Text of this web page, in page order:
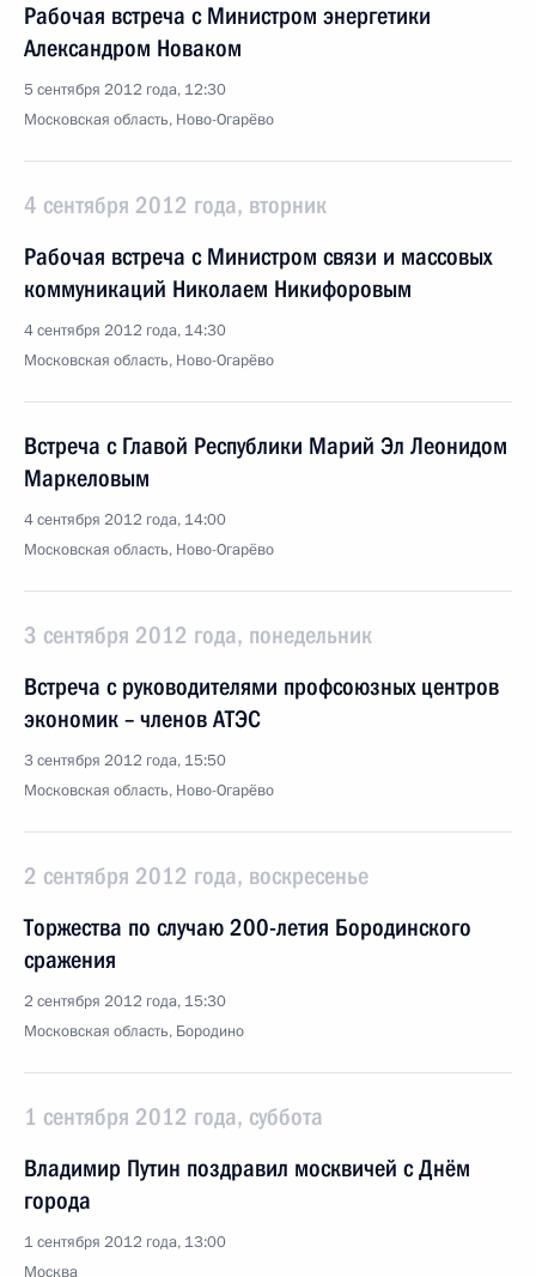
Рабочая встреча с Министром энергетики
Александром Новаком
5 сентября 2012 года, 12:30
Московская область, Ново-Огарёво
4 сентября 2012 года, вторник
Рабочая встреча с Министром связи и массовых
коммуникаций Николаем Никифоровым
4 сентября 2012 года, 14:30
Московская область, Ново-Огарёво
Встреча с Главой Республики Марий Эл Леонидом
Маркеловым
4 сентября 2012 года, 14:00
Московская область, Ново-Огарёво
3 сентября 2012 года, понедельник
Встреча с руководителями профсоюзных центров
экономик – членов АТЭС
3 сентября 2012 года, 15:50
Московская область, Ново-Огарёво
2 сентября 2012 года, воскресенье
Торжества по случаю 200-летия Бородинского
сражения
2 сентября 2012 года, 15:30
Московская область, Бородино
1 сентября 2012 года, суббота
Владимир Путин поздравил москвичей с Днём
города
1 сентября 2012 года, 13:00
Москва